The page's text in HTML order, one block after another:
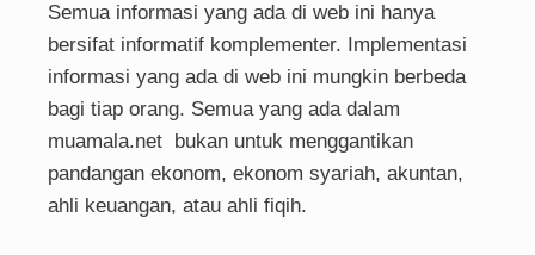
Semua informasi yang ada di web ini hanya
bersifat informatif komplementer. Implementasi
informasi yang ada di web ini mungkin berbeda
bagi tiap orang. Semua yang ada dalam
muamala.net bukan untuk menggantikan
pandangan ekonom, ekonom syariah, akuntan,
ahli keuangan, atau ahli fiqih.